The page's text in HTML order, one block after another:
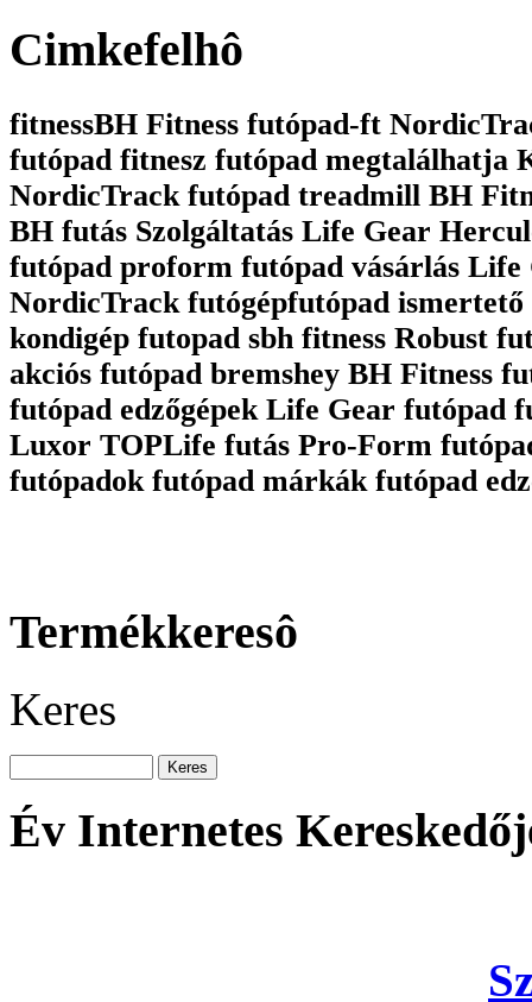
Cimkefelhô
fitnessBH Fitness futópad-ft
futópad fitnesz futópad megtalálhatja
NordicTrack futópad treadmill BH
BH futás Szolgáltatás Life Gear
futópad proform futópad vásárlás
NordicTrack futógépfutópad
kondigép futopad sbh fitness Robust
akciós futópad bremshey BH Fitness
futópad edzőgépek Life Gear futópad
Luxor TOPLife futás Pro-Form
futópadok futópad márkák futópad
Termékkeresô
Keres
Év Internetes